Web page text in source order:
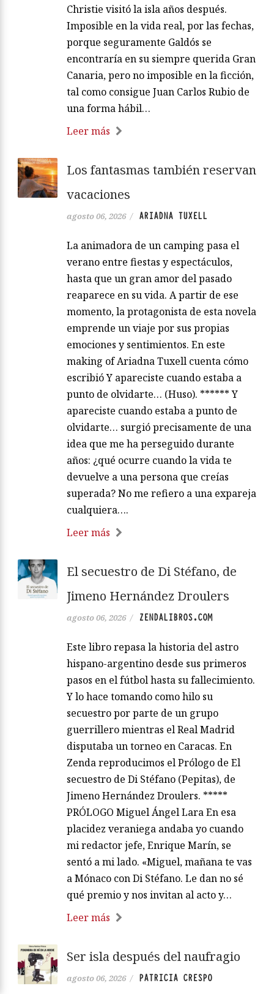
Christie visitó la isla años después.
Imposible en la vida real, por las fechas,
porque seguramente Galdós se
encontraría en su siempre querida Gran
Canaria, pero no imposible en la ficción,
tal como consigue Juan Carlos Rubio de
una forma hábil…
Leer más
Los fantasmas también reservan
vacaciones
agosto 06, 2026 / ARIADNA TUXELL
La animadora de un camping pasa el
verano entre fiestas y espectáculos,
hasta que un gran amor del pasado
reaparece en su vida. A partir de ese
momento, la protagonista de esta novela
emprende un viaje por sus propias
emociones y sentimientos. En este
making of Ariadna Tuxell cuenta cómo
escribió Y apareciste cuando estaba a
punto de olvidarte… (Huso). ****** Y
apareciste cuando estaba a punto de
olvidarte… surgió precisamente de una
idea que me ha perseguido durante
años: ¿qué ocurre cuando la vida te
devuelve a una persona que creías
superada? No me refiero a una expareja
cualquiera….
Leer más
El secuestro de Di Stéfano, de
Jimeno Hernández Droulers
agosto 06, 2026 / ZENDALIBROS.COM
Este libro repasa la historia del astro
hispano-argentino desde sus primeros
pasos en el fútbol hasta su fallecimiento.
Y lo hace tomando como hilo su
secuestro por parte de un grupo
guerrillero mientras el Real Madrid
disputaba un torneo en Caracas. En
Zenda reproducimos el Prólogo de El
secuestro de Di Stéfano (Pepitas), de
Jimeno Hernández Droulers. *****
PRÓLOGO Miguel Ángel Lara En esa
placidez veraniega andaba yo cuando
mi redactor jefe, Enrique Marín, se
sentó a mi lado. «Miguel, mañana te vas
a Mónaco con Di Stéfano. Le dan no sé
qué premio y nos invitan al acto y…
Leer más
Ser isla después del naufragio
agosto 06, 2026 / PATRICIA CRESPO